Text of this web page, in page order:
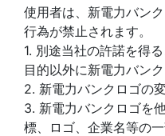
使用者は、新電力バン
行為が禁止されます。
1. 別途当社の許諾を得
目的以外に新電力バン
2. 新電力バンクロゴの
3. 新電力バンクロゴを
標、ロゴ、企業名等の